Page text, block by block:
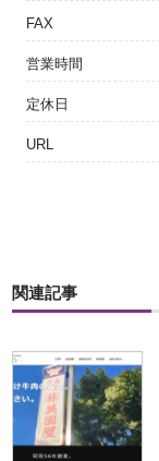
FAX
営業時間
定休日
URL
関連記事